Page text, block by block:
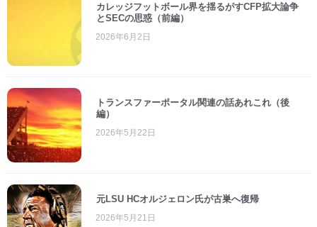
カレッジフットボール界を揺るがすCFP拡大論争
とSECの思惑（前編）
2026年6月2日
トランスファーポータル関連の話あれこれ（後
編）
2026年5月22日
元LSU HCオルジェロン氏が古巣へ復帰
2026年5月21日